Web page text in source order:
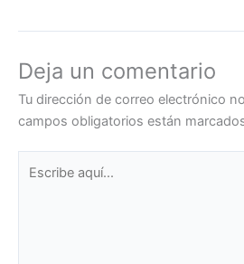
Deja un comentario
Tu dirección de correo electrónico
campos obligatorios están